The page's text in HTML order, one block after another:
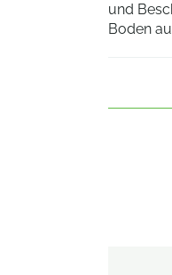
und
Boden